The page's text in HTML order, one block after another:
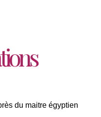
du maitre égyptien